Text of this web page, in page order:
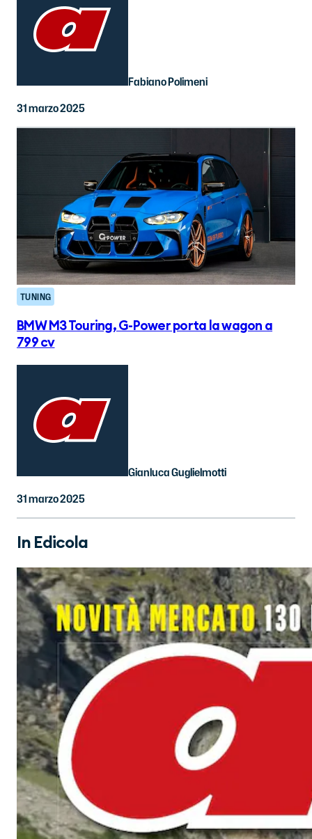
Fabiano Polimeni
31 marzo 2025
TUNING
BMW M3 Touring, G-Power porta la wagon a
799 cv
Gianluca Guglielmotti
31 marzo 2025
In Edicola